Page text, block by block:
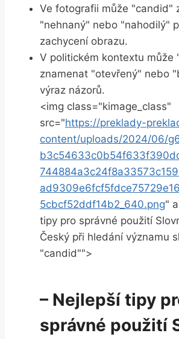
Ve fotografii může "candid"
"nehnaný" nebo "nahodilý"
zachycení obrazu.
V politickém kontextu může
znamenat "otevřený" nebo
výraz názorů.
<img class="kimage_class"
src="https://preklady-
content/uploads/2024/06/
5cbcf52ddf14b2_640.png"
tipy pro správné použití
Český při hledání významu
"candid"">
– Nejlepší tipy
správné použití